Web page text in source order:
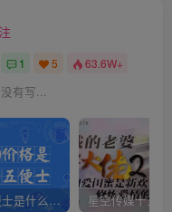
1 5 63.6W+
有写...
九磅十五便士是什么意思（九磅十五便士是什么梗）